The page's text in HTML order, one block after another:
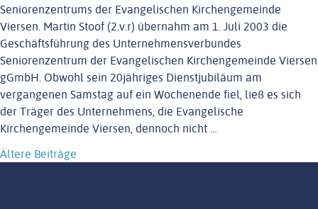
Seniorenzentrums der Evangelischen Kirchengemeinde
Viersen. Martin Stoof (2.v.r) übernahm am 1. Juli 2003 die
Geschäftsführung des Unternehmensverbundes
Seniorenzentrum der Evangelischen Kirchengemeinde Viersen
gGmbH. Obwohl sein 20jähriges Dienstjubiläum am
vergangenen Samstag auf ein Wochenende fiel, ließ es sich
der Träger des Unternehmens, die Evangelische
Kirchengemeinde Viersen, dennoch nicht …
Beitragsnavigation
Ältere Beiträge